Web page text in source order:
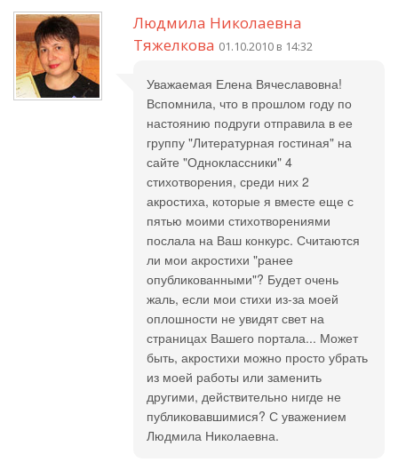
Людмила Николаевна
Тяжелкова 01.10.2010 в 14:32
Уважаемая Елена Вячеславовна!
Вспомнила, что в прошлом году по
настоянию подруги отправила в ее
группу "Литературная гостиная" на
сайте "Одноклассники" 4
стихотворения, среди них 2
акростиха, которые я вместе еще с
пятью моими стихотворениями
послала на Ваш конкурс. Считаются
ли мои акростихи "ранее
опубликованными"? Будет очень
жаль, если мои стихи из-за моей
оплошности не увидят свет на
страницах Вашего портала... Может
быть, акростихи можно просто убрать
из моей работы или заменить
другими, действительно нигде не
публиковавшимися? С уважением
Людмила Николаевна.